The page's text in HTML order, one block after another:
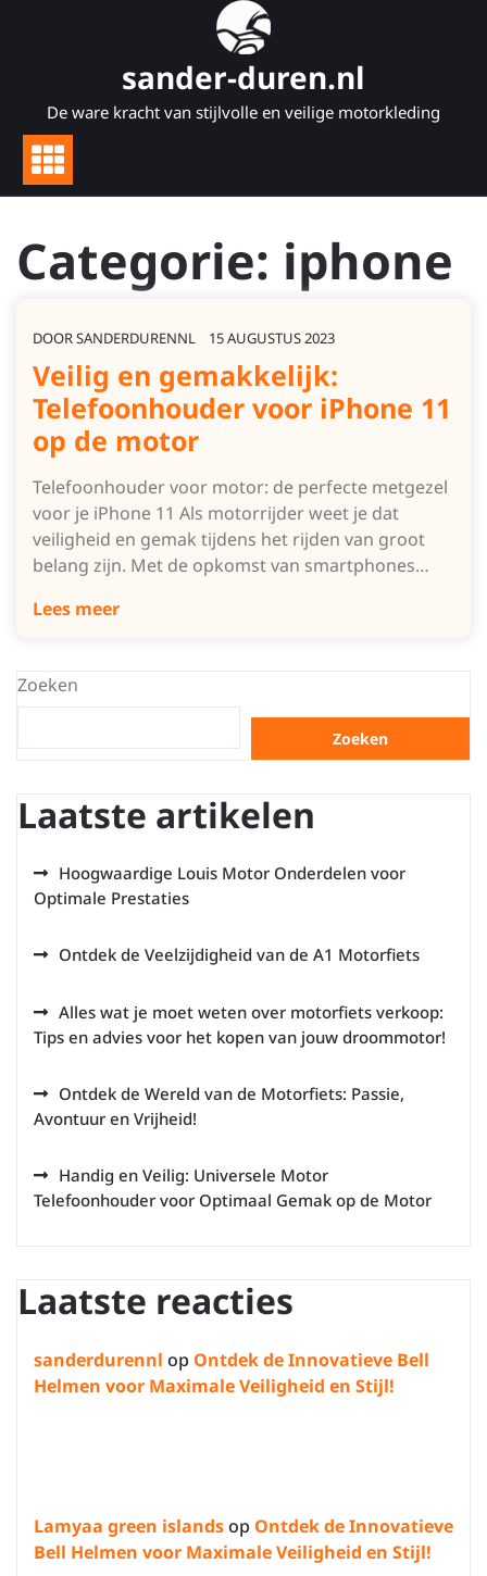
sander-duren.nl
De ware kracht van stijlvolle en veilige motorkleding
Categorie: iphone
DOORSANDERDURENNL 15 AUGUSTUS 2023
Veilig en gemakkelijk:
Telefoonhouder voor iPhone 11
op de motor
Telefoonhouder voor motor: de perfecte metgezel
voor je iPhone 11 Als motorrijder weet je dat
veiligheid en gemak tijdens het rijden van groot
belang zijn. Met de opkomst van smartphones…
Lees meer
Zoeken
Zoeken
Laatste artikelen
Hoogwaardige Louis Motor Onderdelen voor
Optimale Prestaties
Ontdek de Veelzijdigheid van de A1 Motorfiets
Alles wat je moet weten over motorfiets verkoop:
Tips en advies voor het kopen van jouw droommotor!
Ontdek de Wereld van de Motorfiets: Passie,
Avontuur en Vrijheid!
Handig en Veilig: Universele Motor
Telefoonhouder voor Optimaal Gemak op de Motor
Laatste reacties
sanderdurennl op Ontdek de Innovatieve Bell
Helmen voor Maximale Veiligheid en Stijl!
Lamyaa green islandsop Ontdek de Innovatieve
Bell Helmen voor Maximale Veiligheid en Stijl!